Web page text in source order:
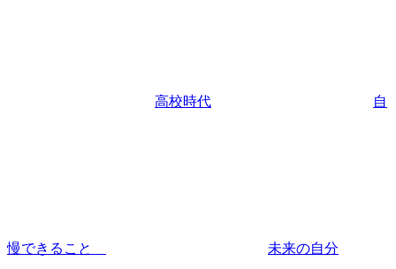
高校時代 自
慢できること 未来の自分